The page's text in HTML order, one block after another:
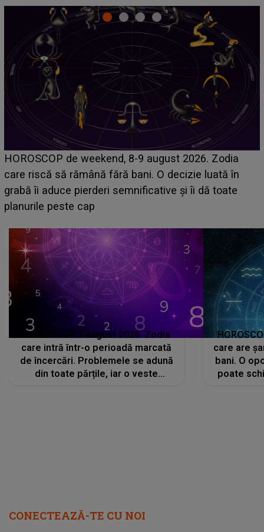
Emanuel a ținut ACEST DETALIU ASCUNS până
acum! În fața Alexandrei, concurentul din Casa Iubirii
face o MĂRTURISIRE NEAȘTEPTATĂ despre mama
sa: "I-am spus și ei în față, eu nu te iubesc pentru
HOROSCOP 7 august 2026. Zodia
care intră într-o perioadă marcată
de încercări. Problemele se adună
din toate părțile, iar o veste
care are
bani. O
poate
CONECTEAZĂ-TE CU NOI